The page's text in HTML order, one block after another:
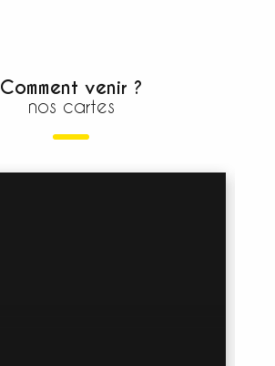
Comment venir ?
nos cartes